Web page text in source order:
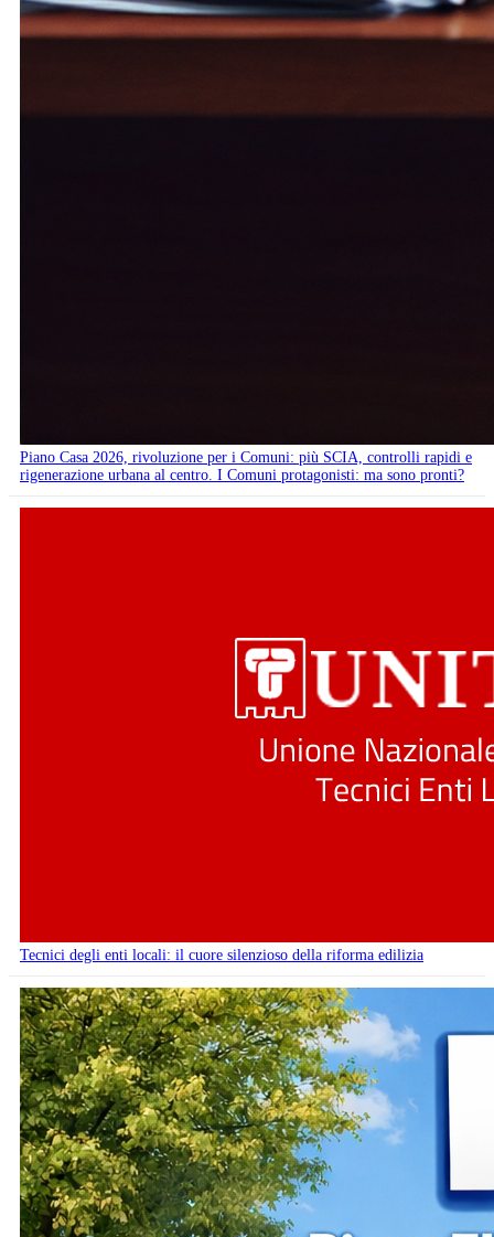
Piano Casa 2026, rivoluzione per i Comuni: più SCIA, controlli rapidi e
rigenerazione urbana al centro. I Comuni protagonisti: ma sono pronti?
Tecnici degli enti locali: il cuore silenzioso della riforma edilizia